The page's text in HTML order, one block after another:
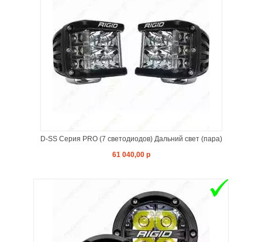
D-SS Серия PRO (7 светодиодов) Дальний свет (пара)
61 040,00 р